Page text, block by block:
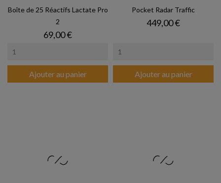
Boîte de 25 Réactifs Lactate Pro
2
Prix
69,00 €
Ajouter au panier
Pocket Radar Traffic
Prix
449,00 €
Ajouter au panier